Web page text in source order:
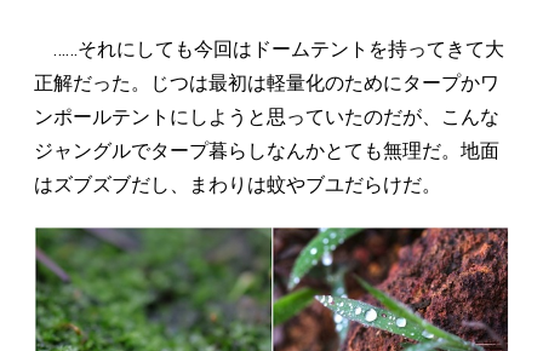
……それにしても今回はドームテントを持ってきて大
正解だった。じつは最初は軽量化のためにタープかワ
ンポールテントにしようと思っていたのだが、こんな
ジャングルでタープ暮らしなんかとても無理だ。地面
はズブズブだし、まわりは蚊やブユだらけだ。